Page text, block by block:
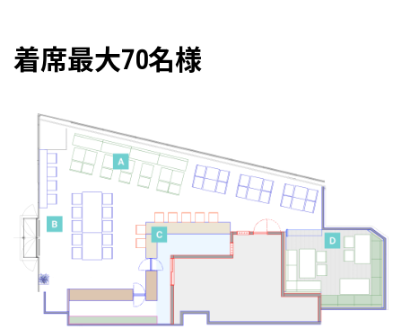
着席最⼤70名様